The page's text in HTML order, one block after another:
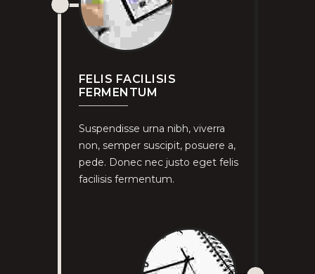
FELIS FACILISIS
FERMENTUM
Suspendisse urna nibh, viverra
non, semper suscipit, posuere a,
pede. Donec nec justo eget felis
facilisis fermentum.